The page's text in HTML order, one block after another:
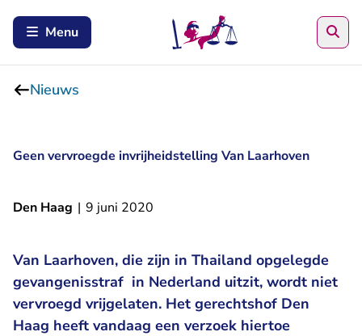
Menu
Nieuws
Geen vervroegde invrijheidstelling Van Laarhoven
Den Haag | 9 juni 2020
Van Laarhoven, die zijn in Thailand opgelegde
gevangenisstraf in Nederland uitzit, wordt niet
vervroegd vrijgelaten. Het gerechtshof Den
Haag heeft vandaag een verzoek hiertoe